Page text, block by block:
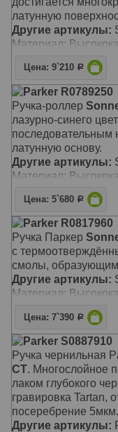
латунную
Другие артикулы:
Материал:
Цена: 9`210 Р
Parker R0789250
Ручка-роллер
лазурно-синего
последовательным
латунную основу.
Другие артикулы:
Материал:
Цена: 5`680 Р
Parker R0817960
Ручка Паркер
с
смолы,
Другие артикулы:
Материал:
Цена: 7`390 Р
Parker S0887910
Ручка чернильная
CT. Многослойное
лаком глубокого
гравировка Tartan,
посеребрение 5мкм.
Другие артикулы: